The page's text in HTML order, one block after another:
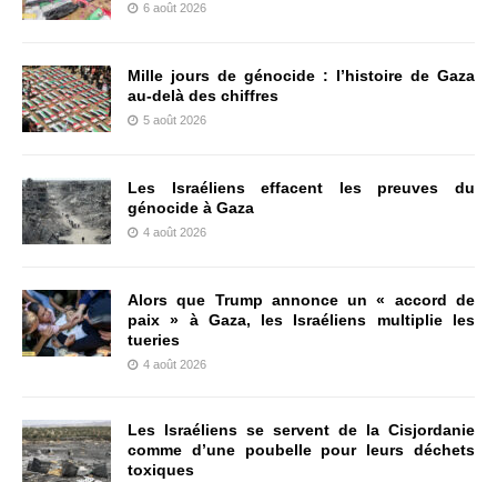
6 août 2026
Mille jours de génocide : l’histoire de Gaza
au-delà des chiffres
5 août 2026
Les Israéliens effacent les preuves du
génocide à Gaza
4 août 2026
Alors que Trump annonce un « accord de
paix » à Gaza, les Israéliens multiplie les
tueries
4 août 2026
Les Israéliens se servent de la Cisjordanie
comme d’une poubelle pour leurs déchets
toxiques